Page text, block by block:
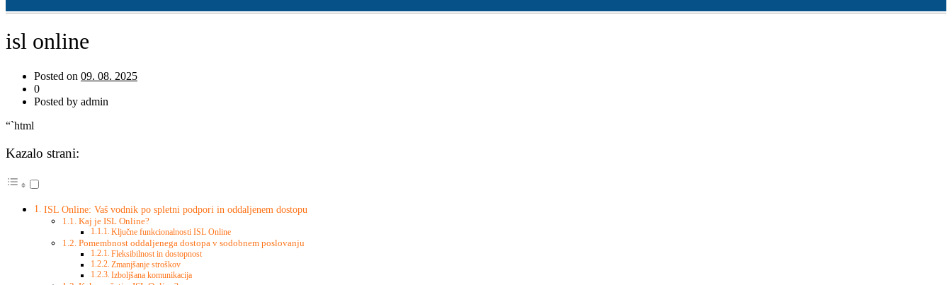
isl online
Posted on 09. 08. 2025
0
Posted by admin
“`html
Kazalo strani:
ISL Online: Vaš vodnik po spletni podpori in oddaljenem dostopu
Kaj je ISL Online?
Ključne funkcionalnosti ISL Online
Pomembnost oddaljenega dostopa v sodobnem poslovanju
Fleksibilnost in dostopnost
Zmanjšanje stroškov
Izboljšana komunikacija